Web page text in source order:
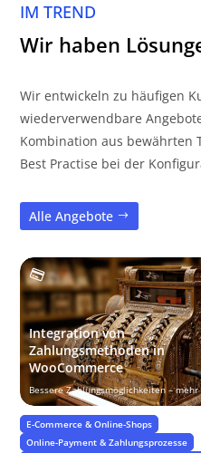
IM TREND
Wir haben
Wir entwickeln zu häufigen
wiederverwendbare
Kombination aus bewährten
Best Practise bei der
Alle Angebote
Integration von
Zahlungsmethoden in
WooCommerce
Bessere Zahlungsmöglichkeiten –
E-Commerce & Online-Shops
Online-Payment & Zahlungsprozesse